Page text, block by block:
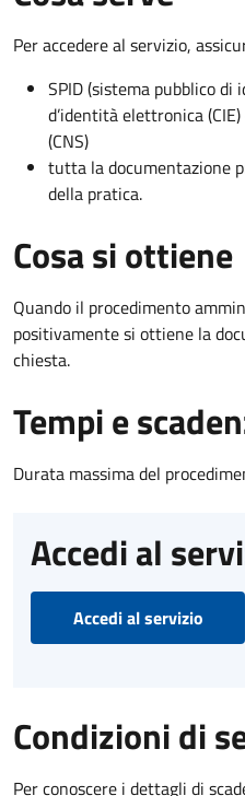
Per accedere al servizio,
SPID (sistema pubblico
d’identità elettronica
(CNS)
tutta la documentazione
della pratica.
Cosa si ottiene
Quando il procedimento
positivamente si ottiene la
chiesta.
Tempi e
Durata massima del
Accedi al
Accedi al servizio
Condizioni di
Per conoscere i dettagli di